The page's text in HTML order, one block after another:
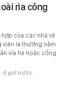
rìa công
của các nhà vệ
viên là thường nằm
vỉa hè hoặc cổng
6 giờ trước